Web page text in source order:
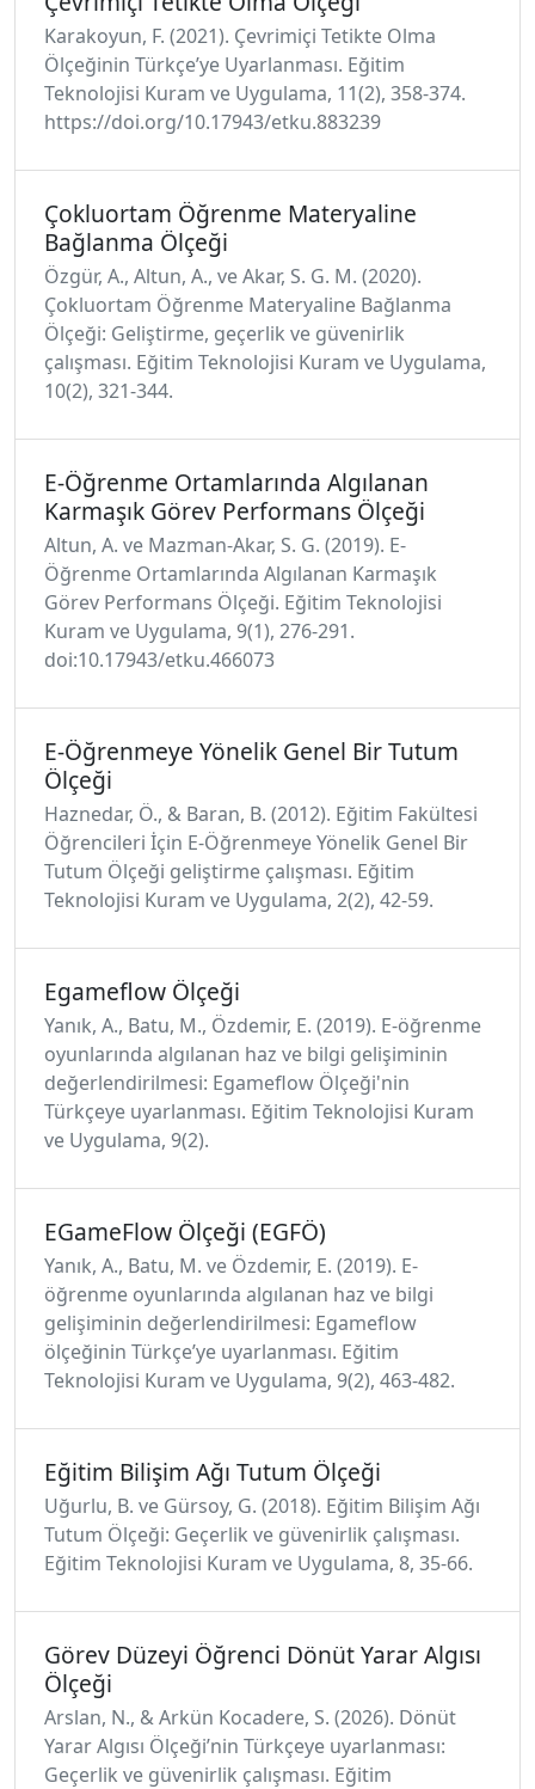
Karakoyun, F. (2021). Çevrimiçi Tetikte Olma
Ölçeğinin Türkçe’ye Uyarlanması. Eğitim
Teknolojisi Kuram ve Uygulama, 11(2), 358-374.
https://doi.org/10.17943/etku.883239
Çokluortam Öğrenme Materyaline
Bağlanma Ölçeği
Özgür, A., Altun, A., ve Akar, S. G. M. (2020).
Çokluortam Öğrenme Materyaline Bağlanma
Ölçeği: Geliştirme, geçerlik ve güvenirlik
çalışması. Eğitim Teknolojisi Kuram ve Uygulama,
10(2), 321-344.
E-Öğrenme Ortamlarında Algılanan
Karmaşık Görev Performans Ölçeği
Altun, A. ve Mazman-Akar, S. G. (2019). E-
Öğrenme Ortamlarında Algılanan Karmaşık
Görev Performans Ölçeği. Eğitim Teknolojisi
Kuram ve Uygulama, 9(1), 276-291.
doi:10.17943/etku.466073
E-Öğrenmeye Yönelik Genel Bir Tutum
Ölçeği
Haznedar, Ö., & Baran, B. (2012). Eğitim Fakültesi
Öğrencileri İçin E-Öğrenmeye Yönelik Genel Bir
Tutum Ölçeği geliştirme çalışması. Eğitim
Teknolojisi Kuram ve Uygulama, 2(2), 42-59.
Egameflow Ölçeği
Yanık, A., Batu, M., Özdemir, E. (2019). E-öğrenme
oyunlarında algılanan haz ve bilgi gelişiminin
değerlendirilmesi: Egameflow Ölçeği'nin
Türkçeye uyarlanması. Eğitim Teknolojisi Kuram
ve Uygulama, 9(2).
EGameFlow Ölçeği (EGFÖ)
Yanık, A., Batu, M. ve Özdemir, E. (2019). E-
öğrenme oyunlarında algılanan haz ve bilgi
gelişiminin değerlendirilmesi: Egameflow
ölçeğinin Türkçe’ye uyarlanması. Eğitim
Teknolojisi Kuram ve Uygulama, 9(2), 463-482.
Eğitim Bilişim Ağı Tutum Ölçeği
Uğurlu, B. ve Gürsoy, G. (2018). Eğitim Bilişim Ağı
Tutum Ölçeği: Geçerlik ve güvenirlik çalışması.
Eğitim Teknolojisi Kuram ve Uygulama, 8, 35-66.
Görev Düzeyi Öğrenci Dönüt Yarar Algısı
Ölçeği
Arslan, N., & Arkün Kocadere, S. (2026). Dönüt
Yarar Algısı Ölçeği’nin Türkçeye uyarlanması:
Geçerlik ve güvenirlik çalışması. Eğitim